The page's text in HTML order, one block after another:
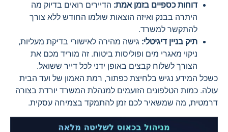
דוחות כספיים בזמן אמת: הדיירים רואים בדיוק מה
היתרה בבנק ואיזה הוצאות שולמו החודש ללא צורך
להתקשר למשרד.
תיק בניין דיגיטלי: גישה מהירה לאישורי בדיקת מעליות,
ניקוי מאגרי מים ופוליסות ביטוח. זה מוריד מכם את
הצורך לשלוח קבצים באופן ידני לכל דייר ששואל.
כשכל המידע נגיש בלחיצת כפתור, רמת האמון של ועד הבית
עולה. כמות הטלפונים הזועמים למנהלת המשרד יורדת בצורה
דרמטית, מה שמשאיר לכם זמן להתמקד בצמיחה עסקית.